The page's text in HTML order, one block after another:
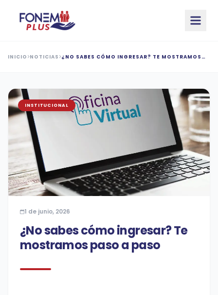
INICIO NOTICIAS ¿NO SABES CÓMO INGRESAR? TE MOSTRAMOS
INSTITUCIONAL
1 de junio, 2026
¿No sabes cómo ingresar? Te
mostramos paso a paso